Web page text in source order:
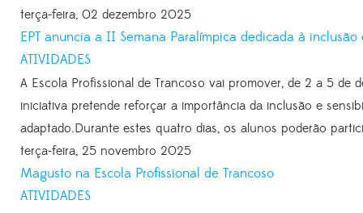
terça-feira, 02 dezembro 2025
EPT anuncia a II Semana Paralímpica dedicada à
ATIVIDADES
A Escola Profissional de Trancoso vai promover, de 2 a 5 de
iniciativa pretende reforçar a importância da inclusão e
adaptado.Durante estes quatro dias, os alunos poderão
terça-feira, 25 novembro 2025
Magusto na Escola Profissional de Trancoso
ATIVIDADES